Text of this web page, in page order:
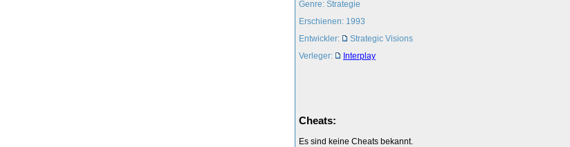
Genre: Strategie
Erschienen: 1993
Entwickler:
Strategic Visions
Verleger:
Interplay
Cheats:
Es sind keine Cheats bekannt.